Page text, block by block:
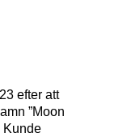
efter att
”Moon
Kunde